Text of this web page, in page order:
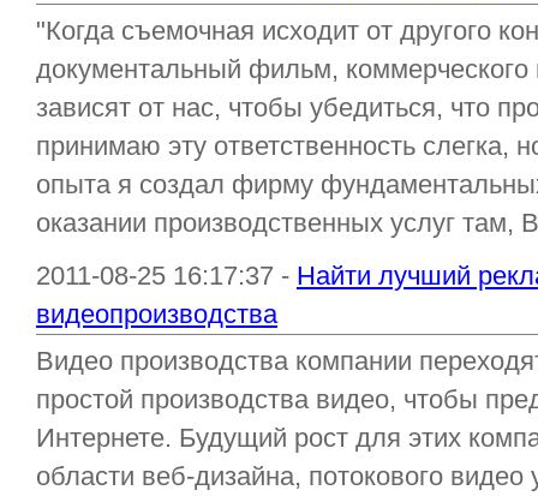
"Когда съемочная исходит от другого
документальный фильм, коммерческого
зависят от нас, чтобы убедиться, что
принимаю эту ответственность слегка,
опыта я создал фирму
оказании производственных услуг там,
2011-08-25 16:17:37 - Найти лучший
видеопроизводства
Видео производства компании
простой производства видео, чтобы
Интернете. Будущий рост для этих
области веб-дизайна, потокового видео